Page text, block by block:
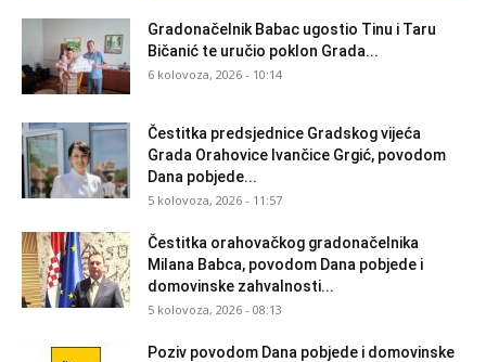
Gradonačelnik Babac ugostio Tinu i Taru
Bičanić te uručio poklon Grada...
6 kolovoza, 2026 - 10:14
Čestitka predsjednice Gradskog vijeća
Grada Orahovice Ivančice Grgić, povodom
Dana pobjede...
5 kolovoza, 2026 - 11:57
Čestitka orahovačkog gradonačelnika
Milana Babca, povodom Dana pobjede i
domovinske zahvalnosti...
5 kolovoza, 2026 - 08:13
Poziv povodom Dana pobjede i domovinske